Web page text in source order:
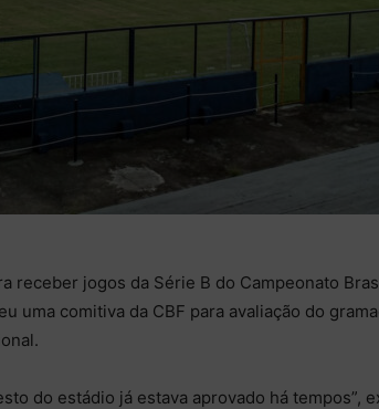
receber jogos da Série B do Campeonato
uma comitiva da CBF para avaliação do
do estádio já estava aprovado há tempos”,